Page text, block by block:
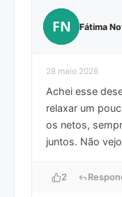
FN Fátima
28 maio 2026
Achei esse
relaxar um
os netos,
juntos. Não
2